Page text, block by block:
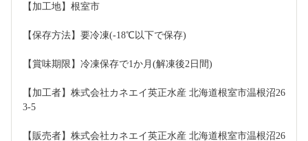
【加工地】根室市
【保存方法】要冷凍(-18℃以下で保存)
【賞味期限】冷凍保存で1か月(解凍後2日間)
【加工者】株式会社カネエイ英正水産 北海道根室市温根沼26
3-5
【販売者】株式会社カネエイ英正水産 北海道根室市温根沼26